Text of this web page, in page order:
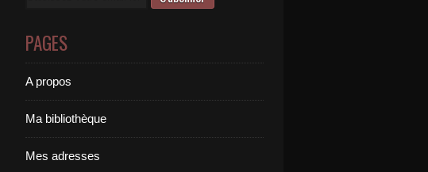
PAGES
A propos
Ma bibliothèque
Mes adresses